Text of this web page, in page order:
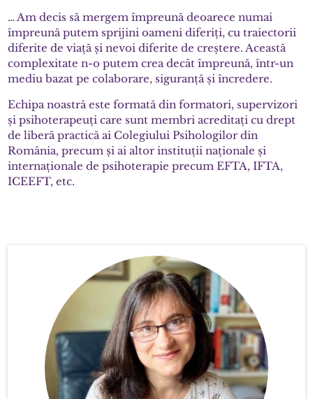
… Am decis să mergem împreună deoarece numai
împreună putem sprijini oameni diferiți, cu traiectorii
diferite de viață și nevoi diferite de creștere. Această
complexitate n-o putem crea decât împreună, într-un
mediu bazat pe colaborare, siguranță și încredere.
Echipa noastră este formată din formatori, supervizori
și psihoterapeuți care sunt membri acreditați cu drept
de liberă practică ai Colegiului Psihologilor din
România, precum și ai altor instituții naționale și
internaționale de psihoterapie precum EFTA, IFTA,
ICEEFT, etc.